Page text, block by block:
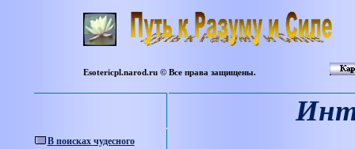
Esotericpl.narod.ru © Все права защищены.
В поисках чудесного